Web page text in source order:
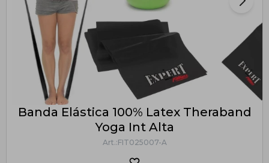
Banda Elástica 100% Latex Theraband
Yoga Int Alta
FIT025007-A